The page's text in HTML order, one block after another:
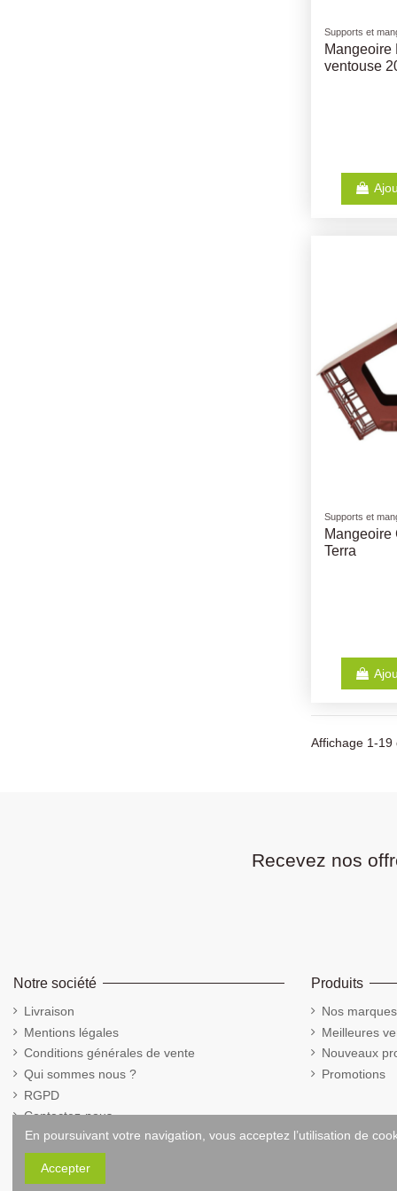
Supports et
Mangeoire
ventouse
Supports et
Mangeoire
Terra
Affichage 1-19
Recevez nos
Notre société
Livraison
Mentions légales
Conditions générales de vente
Qui sommes nous ?
RGPD
Contactez-nous
Cookies
Produits
Nos marques
Meilleures
Nouveaux
Promotions
En poursuivant votre navigation, vous acceptez l’utilisation de
Accepter